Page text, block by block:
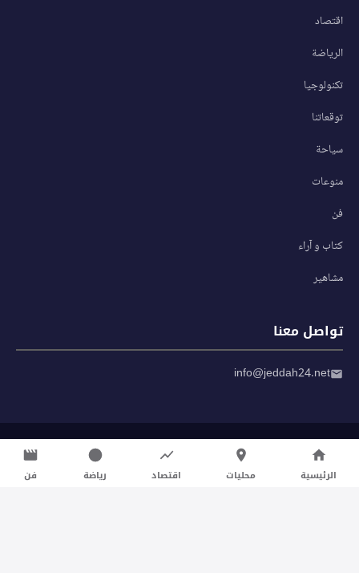
اقتصاد
الرياضة
تكنولوجيا
توقعاتنا
سياحة
منوعات
فن
كتاب و آراء
مشاهير
تواصل معنا
info@jeddah24.net
سياسة الخصوصية
شروط الاستخدام
الرئيسية محليات اقتصاد رياضة فن